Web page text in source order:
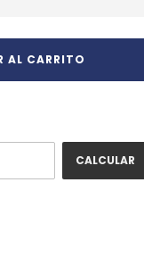
CALCULAR